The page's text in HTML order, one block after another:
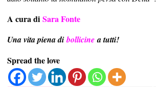
A cura di Sara Fonte
Una vita piena dibollicinea tutti!
Spread the love